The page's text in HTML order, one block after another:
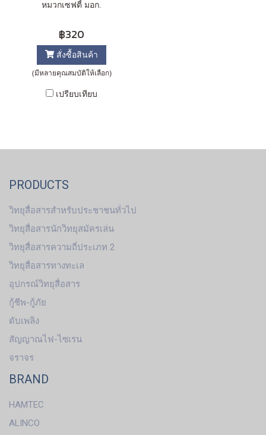
หมวกเซฟตี้ มอก.
฿320
สั่งซื้อสินค้า
(มีหลายคุณสมบัติให้เลือก)
เปรียบเทียบ
PRODUCTS
วิทยุสื่อสารสำหรับประชาชนทั่วไป
วิทยุสื่อสารนักวิทยุสมัครเล่น
วิทยุสื่อสารความถี่ประเภท 2
วิทยุสื่อสารทางทะเล
อุปกรณ์วิทยุสื่อสาร
กู้ชีพ-กู้ภัย
ดับเพลิง
สัญญาณไฟ-ไซเรน
จราจร
BRAND
HAMTEC
ALINCO